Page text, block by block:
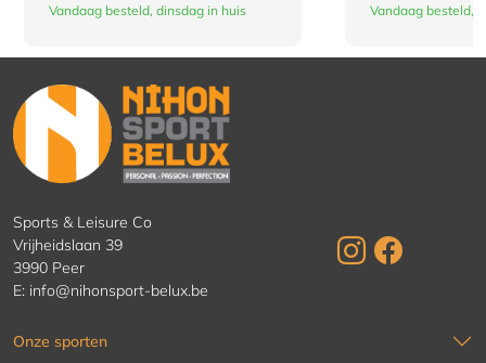
Vandaag besteld, dinsdag in huis Vandaag besteld,
Sports & Leisure Co
Vrijheidslaan 39
3990 Peer
E: info@nihonsport-belux.be
Onze sporten